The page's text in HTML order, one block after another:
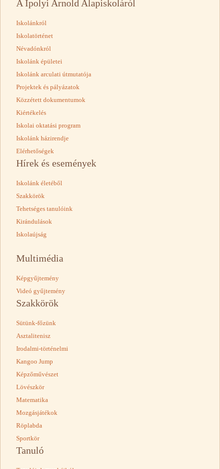
A Ipolyi Arnold Alapiskoláról
Iskolánkról
Iskolatörténet
Névadónkról
Iskolánk épületei
Iskolánk arculati útmutatója
Projektek és pályázatok
Közzétett dokumentumok
Kiértékelés
Iskolai oktatási program
Iskolánk házirendje
Elérhetőségek
Hírek és események
Iskolánk életéből
Szakkörök
Tehetséges tanulóink
Kirándulások
Iskolaújság
Multimédia
Képgyűjtemény
Videó gyűjtemény
Szakkörök
Sütünk-főzünk
Asztalitenisz
Irodalmi-történelmi
Kangoo Jump
Képzőművészet
Lövészkör
Matematika
Mozgásjátékok
Röplabda
Sportkör
Tanuló